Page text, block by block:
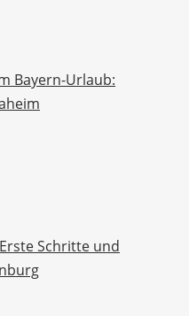
Bayern-Urlaub:
Schritte und